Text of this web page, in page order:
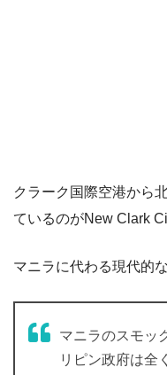
クラーク国際空港から
ているのがNew Clark
マニラに代わる現代的
マニラのスモッ
リピン政府は全